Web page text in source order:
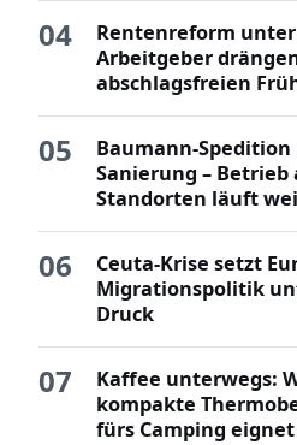
04
Rentenreform
Arbeitgeber
abschlagsfreien
05
Baumann-
Sanierung – Betrieb
Standorten läuft
06
Ceuta-Krise setzt
Migrationspolitik
Druck
07
Kaffee unterwegs:
kompakte
fürs Camping eignet